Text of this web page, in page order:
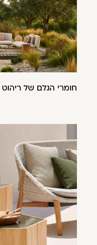
חומרי הגלם של